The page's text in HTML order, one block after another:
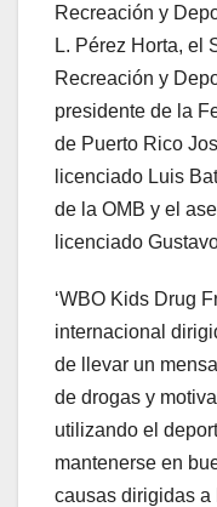
Recreación y
L. Pérez Horta, el
Recreación y
presidente de la
de Puerto Rico
licenciado Luis
de la OMB y el
licenciado
‘WBO Kids Drug
internacional
de llevar un
de drogas y
utilizando el
mantenerse en
causas dirigidas a